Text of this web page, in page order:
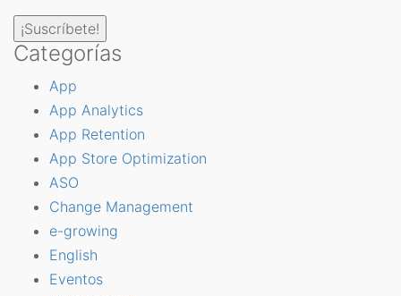
Categorías
App
App Analytics
App Retention
App Store Optimization
ASO
Change Management
e-growing
English
Eventos